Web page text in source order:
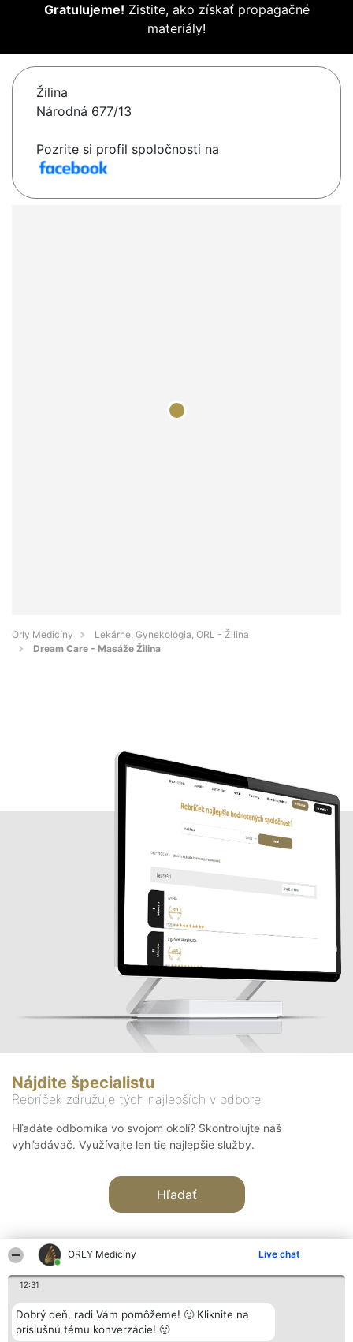
ORLY Medicíny Live chat
12:31
Dobrý deň, radi Vám pomôžeme! 🙂 Kliknite na
príslušnú tému konverzácie! 🙂
Gratulujeme! Zistite, ako získať propagačné
materiály!
Žilina
Národná 677/13
Pozrite si profil spoločnosti na
Orly Medicíny
Lekárne, Gynekológia, ORL - Žilina
Dream Care - Masáže Žilina
Nájdite špecialistu
Rebríček združuje tých najlepších v odbore
Hľadáte odborníka vo svojom okolí? Skontrolujte náš
vyhľadávač. Využívajte len tie najlepšie služby.
Hľadať
Organizátor hodnotenia
Bright Side Solutions sp. z o.
o. sp. k.
Hodnotenie
Laureáti
Lista
Kontakt
Kontakt